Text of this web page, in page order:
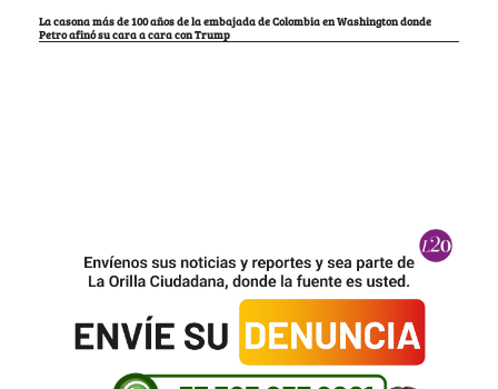
La casona más de 100 años de la embajada de Colombia en Washington donde
Petro afinó su cara a cara con Trump